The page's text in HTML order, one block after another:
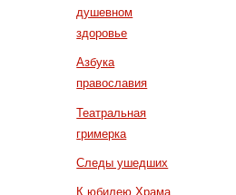
душевном
здоровье
Азбука
православия
Театральная
гримерка
Следы ушедших
К юбилею Храма